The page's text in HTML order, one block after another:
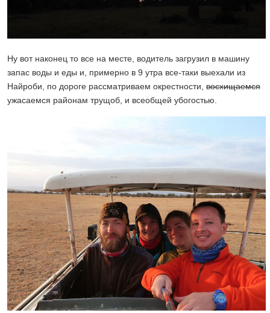
Ну вот наконец то все на месте, водитель загрузил в машину
запас воды и еды и, примерно в 9 утра все-таки выехали из
Найроби, по дороге рассматриваем окрестности, восхищаемся
ужасаемся районам трущоб, и всеобщей убогостью.